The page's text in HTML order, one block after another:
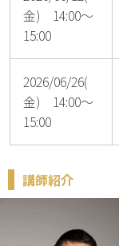
金) 14:00～
15:00
2026/06/26(
金) 14:00～
15:00
講師紹介